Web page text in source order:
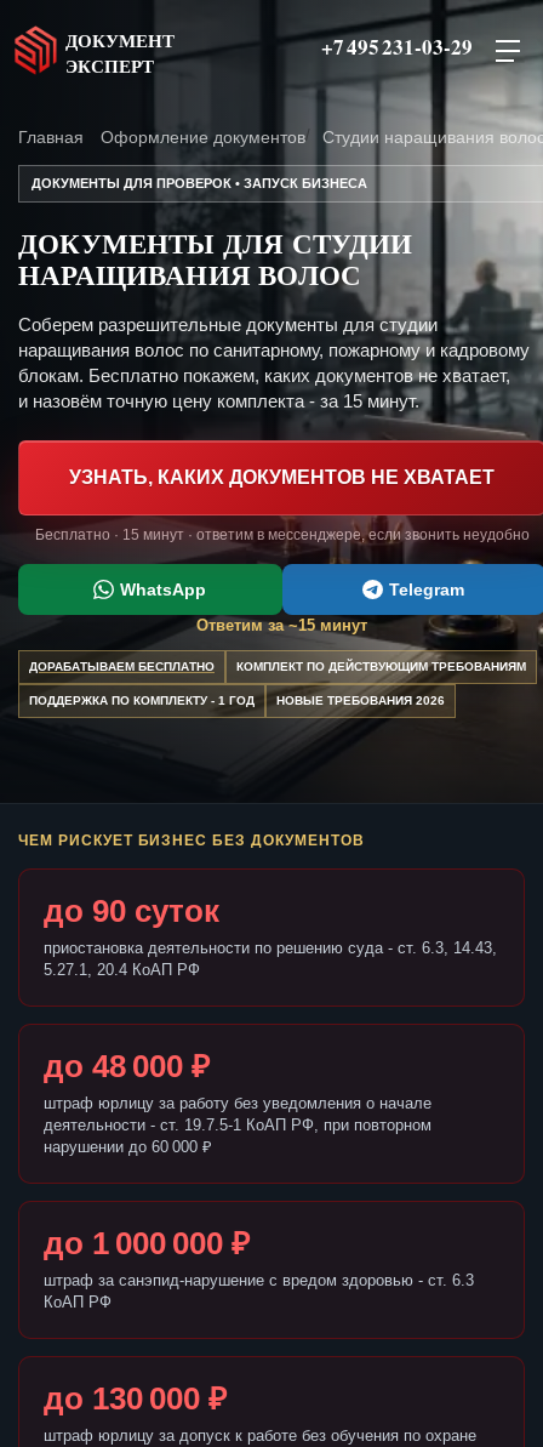
ДОКУМЕНТ
ЭКСПЕРТ
+7 495 231-03-29
Главная Оформление документов Студии наращивания
ДОКУМЕНТЫ ДЛЯ ПРОВЕРОК • ЗАПУСК БИЗНЕСА
ДОКУМЕНТЫ ДЛЯ СТУДИИ
НАРАЩИВАНИЯ ВОЛОС
Соберем разрешительные документы для студии
наращивания волос по санитарному, пожарному и кадровому
блокам. Бесплатно покажем, каких документов не хватает,
и назовём точную цену комплекта - за 15 минут.
УЗНАТЬ, КАКИХ ДОКУМЕНТОВ НЕ ХВАТАЕТ
Бесплатно · 15 минут · ответим в мессенджере, если звонить неудобно
WhatsApp Telegram
Ответим за ~15 минут
ДОРАБАТЫВАЕМ БЕСПЛАТНО КОМПЛЕКТ ПО ДЕЙСТВУЮЩИМ ТРЕБОВАНИЯМ
ПОДДЕРЖКА ПО КОМПЛЕКТУ - 1 ГОД НОВЫЕ ТРЕБОВАНИЯ 2026
ЧЕМ РИСКУЕТ БИЗНЕС БЕЗ ДОКУМЕНТОВ
до 90 суток
приостановка деятельности по решению суда - ст. 6.3, 14.43,
5.27.1, 20.4 КоАП РФ
до 48 000 ₽
штраф юрлицу за работу без уведомления о начале
деятельности - ст. 19.7.5-1 КоАП РФ, при повторном
нарушении до 60 000 ₽
до 1 000 000 ₽
штраф за санэпид-нарушение с вредом здоровью - ст. 6.3
КоАП РФ
до 130 000 ₽
штраф юрлицу за допуск к работе без обучения по охране